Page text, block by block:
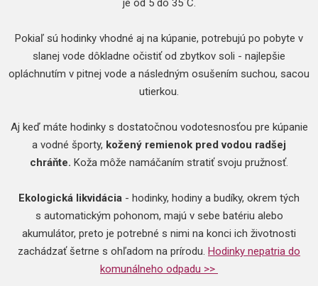
je od 5 do 35˚C.
Pokiaľ sú hodinky vhodné aj na kúpanie, potrebujú po pobyte v
slanej vode dôkladne očistiť od zbytkov soli - najlepšie
opláchnutím v pitnej vode a následným osušením suchou, sacou
utierkou.
Aj keď máte hodinky s dostatočnou vodotesnosťou pre kúpanie
a vodné športy, kožený remienok pred vodou radšej
chráňte. Koža môže namáčaním stratiť svoju pružnosť.
Ekologická likvidácia - hodinky, hodiny a budíky, okrem tých
s automatickým pohonom, majú v sebe batériu alebo
akumulátor, preto je potrebné s nimi na konci ich životnosti
zachádzať šetrne s ohľadom na prírodu. Hodinky nepatria do
komunálneho odpadu >>